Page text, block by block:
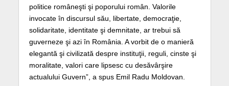
politice româneşti şi poporului român. Valorile
invocate în discursul său, libertate, democraţie,
solidaritate, identitate şi demnitate, ar trebui să
guverneze şi azi în România. A vorbit de o manieră
elegantă şi civilizată despre instituţii, reguli, cinste şi
moralitate, valori care lipsesc cu desăvârşire
actualului Guvern”, a spus Emil Radu Moldovan.